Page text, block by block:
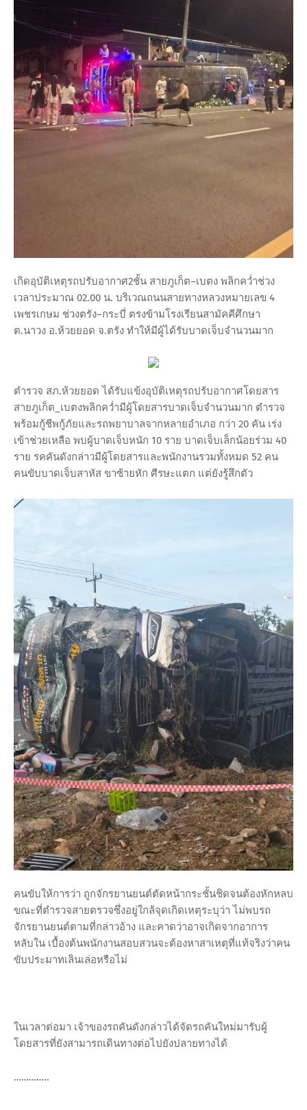
เกิดอุบัติเหตุรถปรับอากาศ2ชั้น สายภูเก็ต–เบตง พลิกคว่ำช่วง
เวลาประมาณ 02.00 น. บริเวณถนนสายทางหลวงหมายเลข 4
เพชรเกษม ช่วงตรัง–กระบี่ ตรงข้ามโรงเรียนสามัคคีศึกษา
ต.นาวง อ.ห้วยยอด จ.ตรัง ทำให้มีผู้ได้รับบาดเจ็บจำนวนมาก
ตำรวจ สภ.ห้วยยอด ได้รับแข้งอุบัติเหตุรถปรับอากาศโดยสาร
สายภูเก็ต_เบตงพลิกคว่ำมีผู้โดยสารบาดเจ็บจำนวนมาก ตำรวจ
พร้อมกู้ชีพกู้ภัยและรถพยาบาลจากหลายอำเภอ กว่า 20 คัน เร่ง
เข้าช่วยเหลือ พบผู้บาดเจ็บหนัก 10 ราย บาดเจ็บเล็กน้อยร่วม 40
ราย รคคันดังกล่าวมีผู้โดยสารและพนักงานรวมทั้งหมด 52 คน
คนขับบาดเจ็บสาหัส ขาซ้ายหัก ศีรษะแตก แต่ยังรู้สึกตัว
คนขับให้การว่า ถูกจักรยานยนต์ตัดหน้ากระชั้นชิดจนต้องหักหลบ
ขณะที่ตำรวจสายตรวจซึ่งอยู่ใกล้จุดเกิดเหตุระบุว่า ไม่พบรถ
จักรยานยนต์ตามที่กล่าวอ้าง และคาดว่าอาจเกิดจากอาการ
หลับใน เบื้องต้นพนักงานสอบสวนจะต้องหาสาเหตุที่แท้จริงว่าคน
ขับประมาทเลินเล่อหรือไม่
ในเวลาต่อมา เจ้าของรถคันดังกล่าวได้จัดรถคันใหม่มารับผู้
โดยสารที่ยังสามารถเดินทางต่อไปยังปลายทางได้
…………..